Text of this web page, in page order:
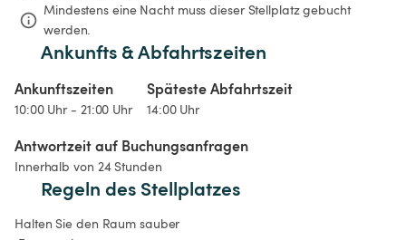
Mindestens eine Nacht muss dieser Stellplatz gebucht
werden.
Ankunfts & Abfahrtszeiten
Ankunftszeiten
10:00 Uhr - 21:00 Uhr
Späteste Abfahrtszeit
14:00 Uhr
Antwortzeit auf Buchungsanfragen
Innerhalb von 24 Stunden
Regeln des Stellplatzes
Halten Sie den Raum sauber